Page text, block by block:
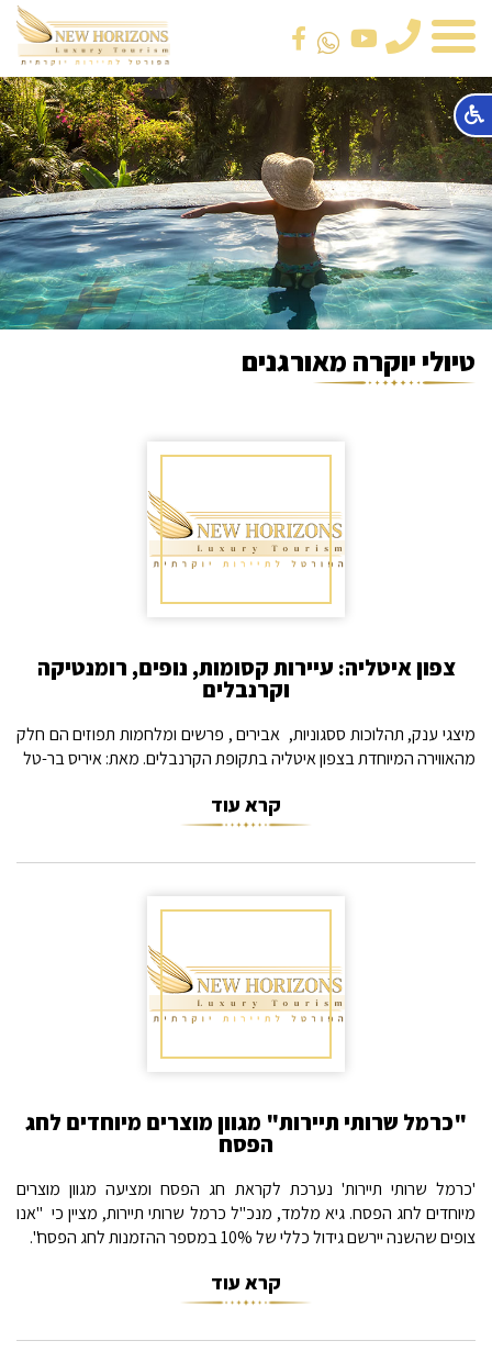
טלפון
טיולי יוקרה מאורגנים
צפון איטליה: עיירות קסומות, נופים, רומנטיקה
וקרנבלים
מיצגי ענק, תהלוכות ססגוניות, אבירים , פרשים ומלחמות תפוזים הם חלק
מהאווירה המיוחדת בצפון איטליה בתקופת הקרנבלים. מאת: איריס בר-טל
קרא עוד
"כרמל שרותי תיירות" מגוון מוצרים מיוחדים לחג
הפסח
'כרמל שרותי תיירות' נערכת לקראת חג הפסח ומציעה מגוון מוצרים
מיוחדים לחג הפסח. גיא מלמד, מנכ"ל כרמל שרותי תיירות, מציין כי "אנו
צופים שהשנה יירשם גידול כללי של 10% במספר ההזמנות לחג הפסח".
קרא עוד